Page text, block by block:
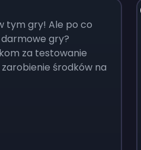
tym gry! Ale po co
gry?
za testowanie
środków na